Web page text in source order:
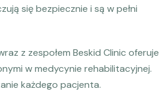
się bezpiecznie i są w pełni
z zespołem Beskid Clinic oferuje
w medycynie rehabilitacyjnej.
każdego pacjenta.